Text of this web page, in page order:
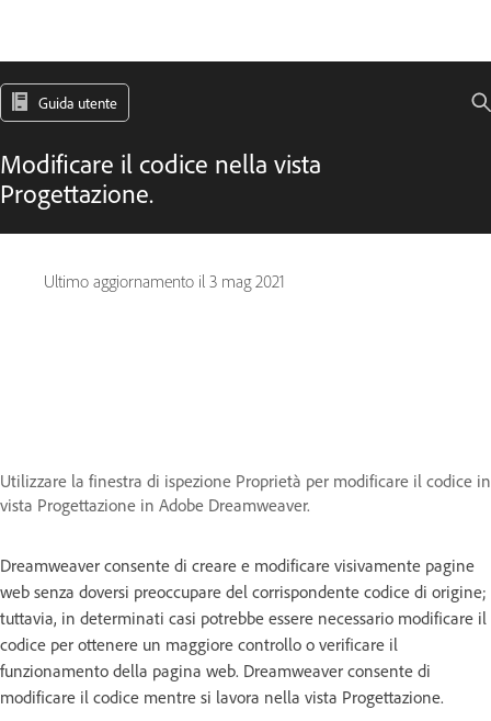
Guida utente
Modificare il codice nella vista
Progettazione.
Ultimo aggiornamento il 3 mag 2021
Utilizzare la finestra di ispezione Proprietà per modificare il codice in
vista Progettazione in Adobe Dreamweaver.
Dreamweaver consente di creare e modificare visivamente pagine
web senza doversi preoccupare del corrispondente codice di origine;
tuttavia, in determinati casi potrebbe essere necessario modificare il
codice per ottenere un maggiore controllo o verificare il
funzionamento della pagina web. Dreamweaver consente di
modificare il codice mentre si lavora nella vista Progettazione.